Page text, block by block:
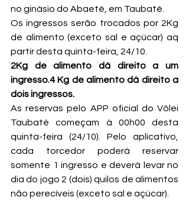
no ginásio do Abaeté, em Taubaté.
Os ingressos serão trocados por 2Kg
de alimento (exceto sal e açúcar) aq
2Kg de alimento dá direito a um
ingresso.4 Kg de alimento dá direito a
dois ingressos.
As reservas pelo APP oficial do Vôlei
Taubaté começam à 00h00 desta
quinta-feira (24/10). Pelo aplicativo,
cada torcedor poderá reservar
somente 1 ingresso e deverá levar no
dia do jogo 2 (dois) quilos de alimentos
não perecíveis (exceto sal e açúcar).